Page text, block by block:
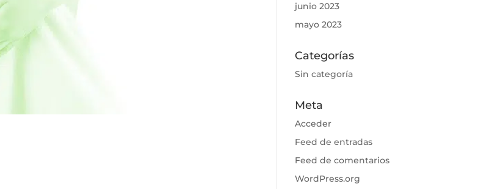
junio 2023
mayo 2023
Categorías
Sin categoría
Meta
Acceder
Feed de entradas
Feed de comentarios
WordPress.org